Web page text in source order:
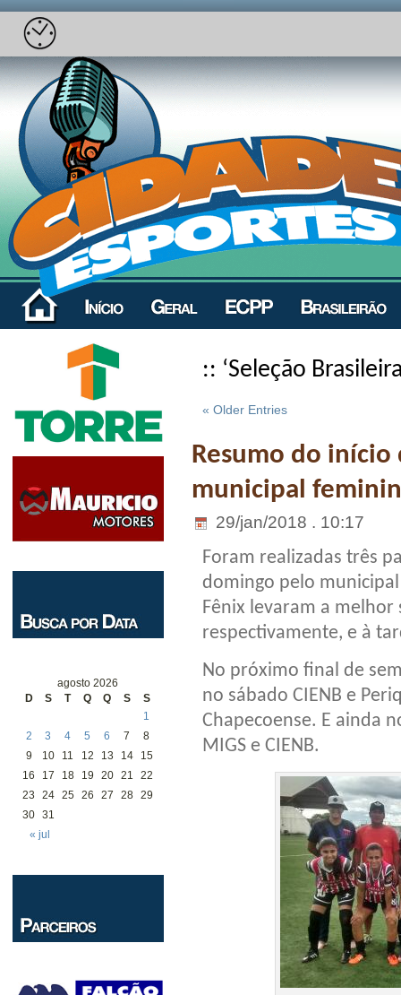
agosto 2026
D
S T Q Q S S
« jul
1
2
3 4 5 6 7
8
9
10 11 12 13 14
15
16
17 18 19 20 21
22
23
24 25 26 27 28 29
30 31
:: ‘Seleção
« Older Entries
Resumo do início
municipal
29/jan/2018 . 10:17
Foram realizadas três
domingo pelo
Fênix levaram a melhor
respectivamente, e à
No próximo final de
no sábado CIENB e
Chapecoense. E ainda
MIGS e CIENB.